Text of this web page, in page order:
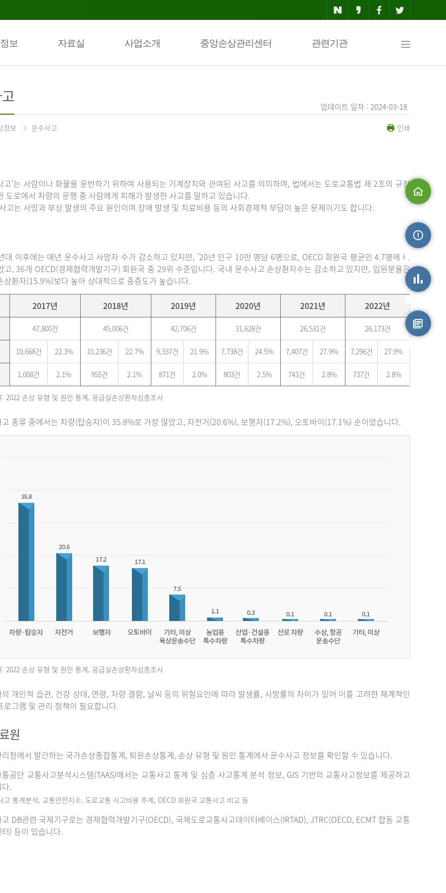
보 자료실 사업소개 중앙손상관리센터 관련기관
맵
업데이트 일자 : 2024-03-18
정보 운수사고 인쇄
고’는 사람이나 화물을 운반하기 위하여 사용되는 기계장치와 관여된 사고를 의미하며, 법에서는 도로교통법 제 2조의 규정
도로에서 차량의 운행 중 사람에게 피해가 발생한 사고를 말하고 있습니다.
고는 사망과 부상 발생의 주요 원인이며 장애 발생 및 치료비용 등의 사회경제적 부담이 높은 문제이기도 합니다.
대 이후에는 매년 운수사고 사망자 수가 감소하고 있지만, ’20년 인구 10만 명당 6명으로, OECD 회원국 평균인 4.7명에 비
고, 36개 OECD(경제협력개발기구) 회원국 중 29위 수준입니다. 국내 운수사고 손상환자수는 감소하고 있지만, 입원분율은
상환자(15.9%)보다 높아 상대적으로 중증도가 높습니다.
2017년 2018년 2019년 2020년 2021년 2022년
47,800건 45,006건 42,706건 31,628건 26,531건 26,173건
10,668건 22.3% 10,236건 22.7% 9,337건 21.9% 7,738건 24.5% 7,407건 27.9% 7,296건 27.9%
1,008건 2.1% 955건 2.1% 871건 2.0% 803건 2.5% 743건 2.8% 737건 2.8%
2022 손상 유형 및 원인 통계, 응급실손상환자심층조사
종류 중에서는 차량(탑승자)이 35.8%로 가장 많았고, 자전거(20.6%), 보행자(17.2%), 오토바이(17.1%) 순이었습니다.
2022 손상 유형 및 원인 통계, 응급실손상환자심층조사
개인적 습관, 건강 상태, 연령, 차량 결함, 날씨 등의 위험요인에 따라 발생률, 사망률의 차이가 있어 이를 고려한 체계적인
로그램 및 관리 정책이 필요합니다.
원
청에서 발간하는 국가손상종합통계, 퇴원손상통계, 손상 유형 및 원인 통계에서 운수사고 정보를 확인할 수 있습니다.
공단 교통사고분석시스템(TAAS)에서는 교통사고 통계 및 심층 사고통계 분석 정보, GIS 기반의 교통사고정보를 제공하고
.
고 통계분석, 교통안전지수, 도로교통 사고비용 추계, OECD 회원국 교통사고 비교 등
DB관련 국제기구로는 경제협력개발기구(OECD), 국제도로교통사고데이터베이스(IRTAD), JTRC(OECD, ECMT 합동 교통
) 등이 있습니다.
손상통계
원시자료